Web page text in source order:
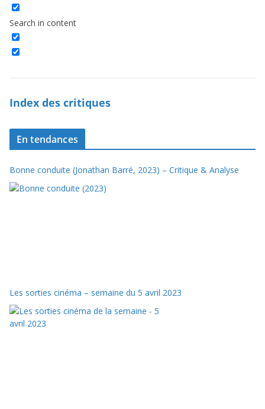
Search in content
Index des critiques
En tendances
Bonne conduite (Jonathan Barré, 2023) – Critique & Analyse
Les sorties cinéma – semaine du 5 avril 2023